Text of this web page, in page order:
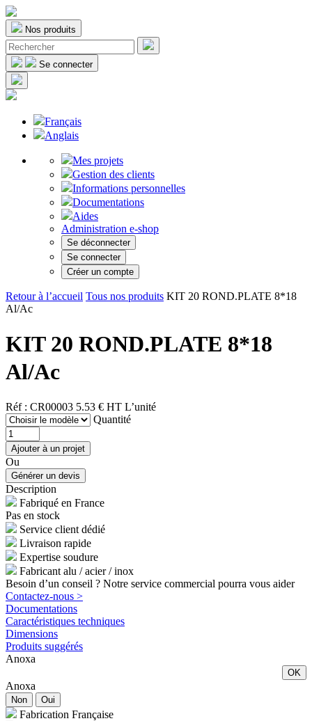
Nos produits
Se connecter
Français
Anglais
Mes projets
Gestion des clients
Informations personnelles
Documentations
Aides
Administration e-shop
Se déconnecter
Se connecter
Créer un compte
Retour à l’accueil Tous nos produits KIT 20 ROND.PLATE 8*18
Al/Ac
KIT 20 ROND.PLATE 8*18
Al/Ac
Réf : CR00003 5.53 € HT L’unité
Quantité
Ou
Description
Fabriqué en France
Pas en stock
Service client dédié
Livraison rapide
Expertise soudure
Fabricant alu / acier / inox
Besoin d’un conseil ? Notre service commercial pourra vous aider
Contactez-nous >
Documentations
Caractéristiques techniques
Dimensions
Produits suggérés
Anoxa
OK
Anoxa
Non Oui
Fabrication Française